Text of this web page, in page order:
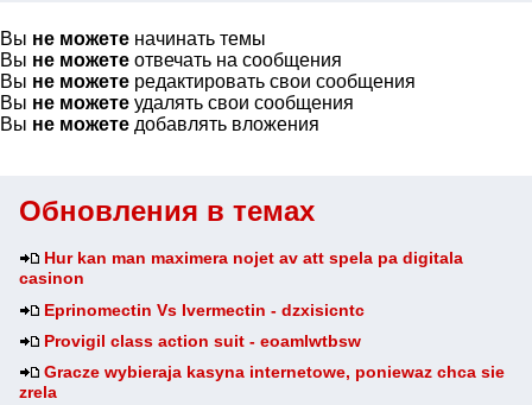
Обновления в темах
Hur kan man maximera nojet av att spela pa digitala
casinon
Eprinomectin Vs Ivermectin - dzxisicntc
Provigil class action suit - eoamlwtbsw
Gracze wybieraja kasyna internetowe, poniewaz chca sie
zrela
Вы не можете начинать темы
Вы не можете отвечать на сообщения
Вы не можете редактировать свои сообщения
Вы не можете удалять свои сообщения
Вы не можете добавлять вложения